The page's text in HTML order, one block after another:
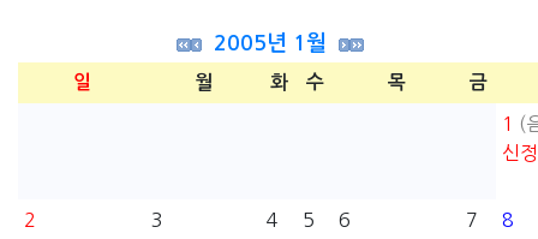
2005년 1월
일 월 화 수 목 금
1
(
신정
2 3 4 5 6 7 8